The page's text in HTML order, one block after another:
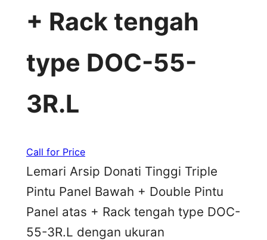
+ Rack tengah
type DOC-55-
3R.L
Call for Price
Lemari Arsip Donati Tinggi Triple
Pintu Panel Bawah + Double Pintu
Panel atas + Rack tengah type DOC-
55-3R.L dengan ukuran